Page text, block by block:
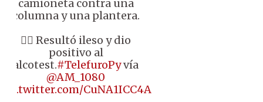
camioneta contra una
columna y una plantera.
👉🏼 Resultó ileso y dio
positivo al
alcotest.#TelefuroPyvía
@AM_1080
pic.twitter.com/CuNA1ICC4A